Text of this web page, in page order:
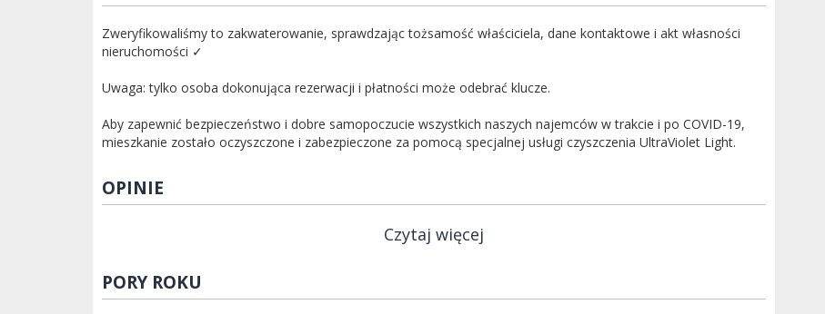
Zweryfikowaliśmy to zakwaterowanie, sprawdzając tożsamość właściciela, dane kontaktowe i akt własności
nieruchomości ✓
Uwaga: tylko osoba dokonująca rezerwacji i płatności może odebrać klucze.
Aby zapewnić bezpieczeństwo i dobre samopoczucie wszystkich naszych najemców w trakcie i po COVID-19,
mieszkanie zostało oczyszczone i zabezpieczone za pomocą specjalnej usługi czyszczenia UltraViolet Light.
OPINIE
Czytaj więcej
PORY ROKU